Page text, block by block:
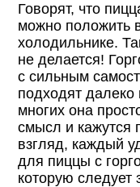
Говорят, что
можно положить
холодильнике.
не делается!
с сильным
подходят
многих она
смысл и кажутся
взгляд, каждый
для пиццы с
которую следует